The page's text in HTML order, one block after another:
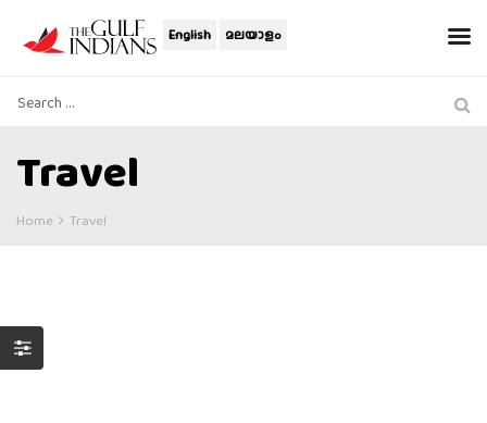
English മലയാളം
Travel
Home Travel